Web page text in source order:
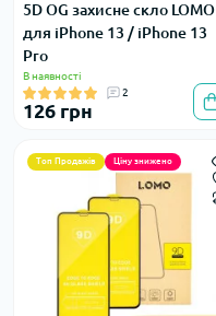
5D OG захисне скло LOMO
для iPhone 13 / iPhone 13
Pro
В наявності
2
126 грн
Топ Продажів Ціну знижено